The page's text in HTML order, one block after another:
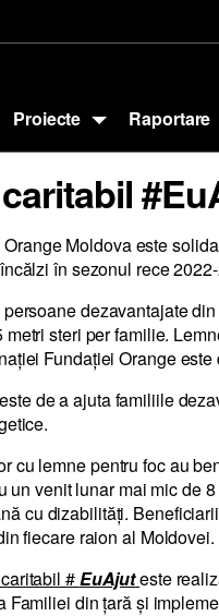
Proiecte Raportare
Orange Moldova este
în sezonul rece
dezavantajate
metri steri per familie.
Fundației Orange
este de a ajuta familiile
cu lemne pentru foc au
un venit lunar mai mic de
cu dizabilități.
fiecare raion al Moldovei.
#EuAjuteste
Familiei din țară și